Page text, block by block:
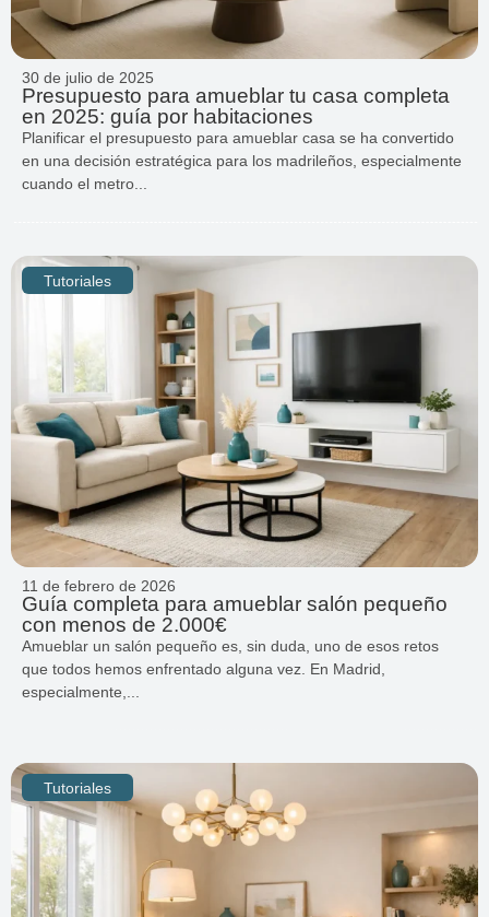
30 de julio de 2025
Presupuesto para amueblar tu casa completa
en 2025: guía por habitaciones
Planificar el presupuesto para amueblar casa se ha convertido
en una decisión estratégica para los madrileños, especialmente
cuando el metro...
11 de febrero de 2026
Guía completa para amueblar salón pequeño
con menos de 2.000€
Amueblar un salón pequeño es, sin duda, uno de esos retos
que todos hemos enfrentado alguna vez. En Madrid,
especialmente,...
Tutoriales
Tutoriales